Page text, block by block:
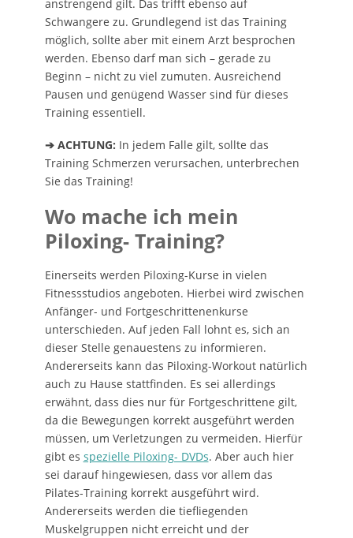
anstrengend gilt. Das trifft ebenso auf
Schwangere zu. Grundlegend ist das Training
möglich, sollte aber mit einem Arzt besprochen
werden. Ebenso darf man sich – gerade zu
Beginn – nicht zu viel zumuten. Ausreichend
Pausen und genügend Wasser sind für dieses
Training essentiell.
➔ ACHTUNG: In jedem Falle gilt, sollte das
Training Schmerzen verursachen, unterbrechen
Sie das Training!
Wo mache ich mein
Piloxing- Training?
Einerseits werden Piloxing-Kurse in vielen
Fitnessstudios angeboten. Hierbei wird zwischen
Anfänger- und Fortgeschrittenenkurse
unterschieden. Auf jeden Fall lohnt es, sich an
dieser Stelle genauestens zu informieren.
Andererseits kann das Piloxing-Workout natürlich
auch zu Hause stattfinden. Es sei allerdings
erwähnt, dass dies nur für Fortgeschrittene gilt,
da die Bewegungen korrekt ausgeführt werden
müssen, um Verletzungen zu vermeiden. Hierfür
gibt es spezielle Piloxing- DVDs. Aber auch hier
sei darauf hingewiesen, dass vor allem das
Pilates-Training korrekt ausgeführt wird.
Andererseits werden die tiefliegenden
Muskelgruppen nicht erreicht und der